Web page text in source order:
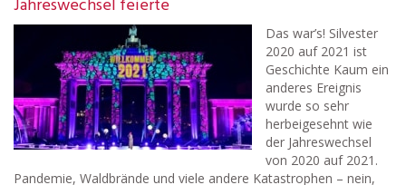
Jahreswechsel feierte
Das war’s! Silvester
2020 auf 2021 ist
Geschichte Kaum ein
anderes Ereignis
wurde so sehr
herbeigesehnt wie
der Jahreswechsel
von 2020 auf 2021.
Pandemie, Waldbrände und viele andere Katastrophen – nein,